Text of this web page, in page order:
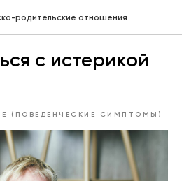
родительские отношения
с истерикой
(ПОВЕДЕНЧЕСКИЕ СИМПТОМЫ)